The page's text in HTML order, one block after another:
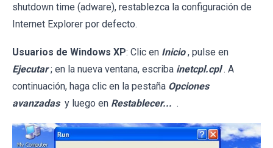
shutdown time (adware), restablezca la configuración de
Internet Explorer por defecto.
Usuarios de Windows XP: Clic en Inicio , pulse en
Ejecutar ; en la nueva ventana, escriba inetcpl.cpl . A
continuación, haga clic en la pestaña Opciones
avanzadas y luego en Restablecer... .